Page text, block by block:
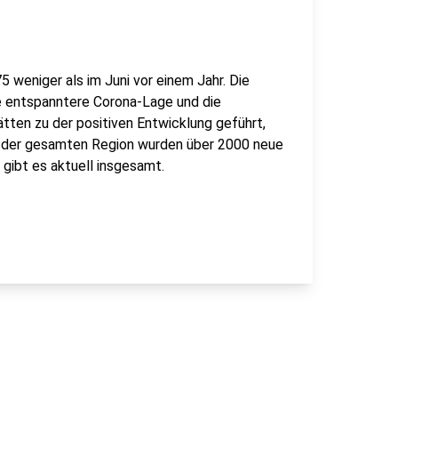
weniger als im Juni vor einem Jahr. Die
Corona-Lage und die
zu der positiven Entwicklung geführt,
gesamten Region wurden über 2000 neue
es aktuell insgesamt.